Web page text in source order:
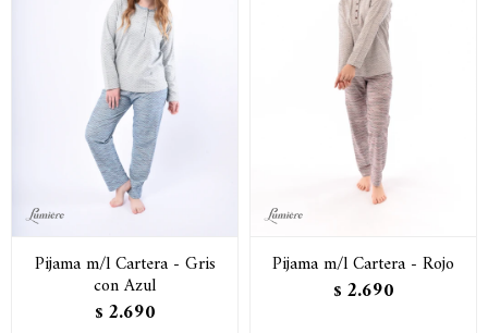
Pijama m/l Cartera - Gris
con Azul
$ 2.690
Pijama m/l Cartera - Rojo
$ 2.690